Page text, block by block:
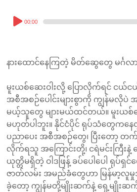
Audio
Player
00:00
နားထောင်နေကြတဲ့ မိတ်ဆွေတွေ မင်္ဂလာပ
မူးယစ်ဆေးဝါးလို့ ပြောလိုက်ရင် ငယ်
အစီအစဉ်ပေါင်းများစွာကို ကျွန်မလို
မယ့်သူတွေ များမယ်ထင်တယ်။ မူးယစ်
မဟုတ်ပါဘူး။ နိုင်ငံပိုင် ရုပ်သံတွေကနေ
ပညာပေး အစီအစဉ်တွေ၊ ပြီးတော့
လိုက်ရသူ အကြောင်းတို့၊ ငရဲမင်းကြီ
ယုတ္တိမရှိတဲ့ ဝါဒဖြန့် ခပ်ပေါပေါ ရုပ်ရှ
ဇာတ်လမ်း အမည်ခံတွေဟာ မြန်မာ့လူမှု
ခဲ့တော့ ကျွန်မတို့မျိုးဆက်နဲ့ ရှေ့မျို